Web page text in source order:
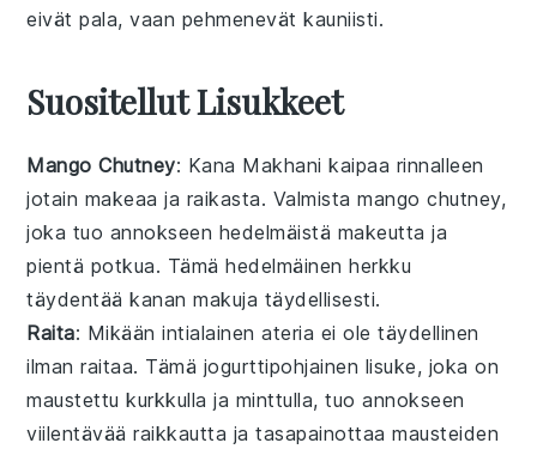
eivät pala, vaan pehmenevät kauniisti.
Suositellut Lisukkeet
Mango Chutney: Kana Makhani kaipaa rinnalleen
jotain makeaa ja raikasta. Valmistamango chutney,
joka tuo annokseen hedelmäistä makeutta ja
pientä potkua. Tämähedelmäinen herkku
täydentääkanan makuja täydellisesti.
Raita: Mikään intialainen ateria ei ole täydellinen
ilmanraitaa. Tämä jogurttipohjainen lisuke, joka on
maustettukurkkulla ja minttulla, tuo annokseen
viilentävää raikkautta ja tasapainottaamausteiden